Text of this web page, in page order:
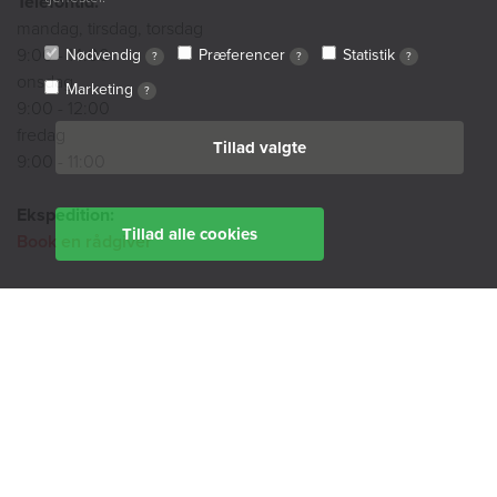
Nødvendig ? Præferencer ? Statistik ?
Marketing ?
Tillad valgte
Tillad alle cookies
9:00 - 14:00
onsdag
Ekspedition:
Book en rådgiver